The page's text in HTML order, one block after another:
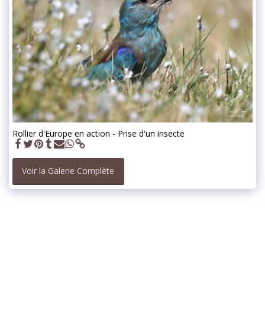
Rollier d'Europe en action - Prise d'un insecte
Voir la Galerie Complète